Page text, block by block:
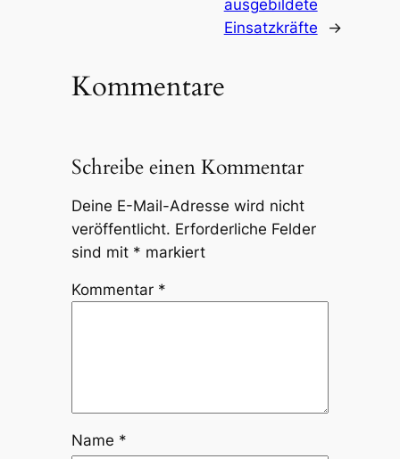
ausgebildete
Einsatzkräfte
→
Kommentare
Schreibe einen Kommentar
Deine E-Mail-Adresse wird nicht
veröffentlicht. Erforderliche Felder
sind mit * markiert
Kommentar *
Name *